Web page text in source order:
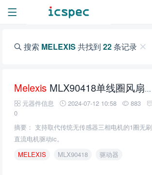
搜索 MELEXIS 共找到 22条记录
Melexis MLX90418单线圈风扇驱动器的介绍、特性、及应用
元器件信息 2024-07-12 10:58
883
0
摘要： 支持取代传统无传感器三相电机的1圈无刷
直流电机驱动ic。
MELEXIS
MLX90418 驱动器